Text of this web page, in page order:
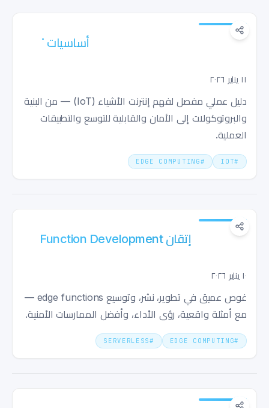
أساسيات IoT: دليل كامل لعام 2025 العربية
١١ يناير ٢٠٢٦
دليل عملي مفصل لفهم إنترنت الأشياء (IoT) — من البنية
والبروتوكولات إلى الأمان والقابلية للتوسع والتطبيقات
العملية.
#
IOT
#
EDGE COMPUTING
إتقان Edge Function Development: دليل
١٠ يناير ٢٠٢٦
غوص عميق في تطوير، نشر، وتوسيع edge functions —
مع أمثلة واقعية، رؤى الأداء، وأفضل الممارسات الأمنية.
#
EDGE COMPUTING
#
SERVERLESS